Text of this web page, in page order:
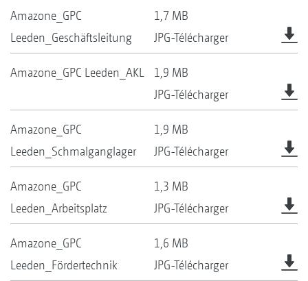
Amazone_GPC
Leeden_Geschäftsleitung
1,7 MB
JPG-Télécharger
Amazone_GPC Leeden_AKL
1,9 MB
JPG-Télécharger
Amazone_GPC
Leeden_Schmalganglager
1,9 MB
JPG-Télécharger
Amazone_GPC
Leeden_Arbeitsplatz
1,3 MB
JPG-Télécharger
Amazone_GPC
Leeden_Fördertechnik
1,6 MB
JPG-Télécharger